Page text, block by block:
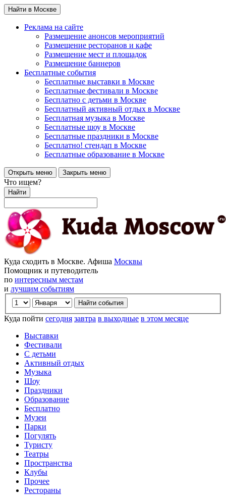
Найти в Москве
Реклама на сайте
Размещение анонсов мероприятий
Размещение ресторанов и кафе
Размещение мест и площадок
Размещение баннеров
Бесплатные события
Бесплатные выставки в Москве
Бесплатные фестивали в Москве
Бесплатно с детьми в Москве
Бесплатный активный отдых в Москве
Бесплатная музыка в Москве
Бесплатные шоу в Москве
Бесплатные праздники в Москве
Бесплатно! стендап в Москве
Бесплатные образование в Москве
Открыть меню Закрыть меню
Что ищем?
Найти
Куда сходить в Москве. Афиша Москвы
Помощник и путеводитель
по интересным местам
и лучшим событиям
Куда пойти сегодня завтра в выходные в этом месяце
Выставки
Фестивали
С детьми
Активный отдых
Музыка
Шоу
Праздники
Образование
Бесплатно
Музеи
Парки
Погулять
Туристу
Театры
Пространства
Клубы
Прочее
Рестораны